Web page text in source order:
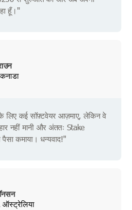
हूँ।"
लिए कई सॉफ़्टवेयर आज़माए, लेकिन वे
नहीं मानी और अंततः Stake
कमाया। धन्यवाद!"
ऑस्ट्रेलिया